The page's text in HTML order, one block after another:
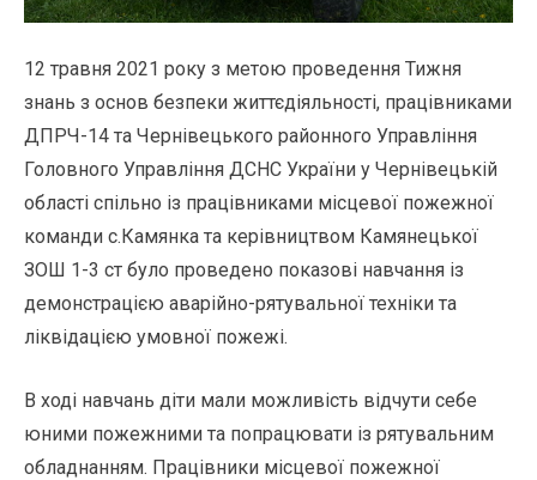
12 травня 2021 року з метою проведення Тижня
знань з основ безпеки життєдіяльності, працівниками
ДПРЧ-14 та Чернівецького районного Управління
Головного Управління ДСНС України у Чернівецькій
області спільно із працівниками місцевої пожежної
команди с.Камянка та керівництвом Камянецької
ЗОШ 1-3 ст було проведено показові навчання із
демонстрацією аварійно-рятувальної техніки та
ліквідацією умовної пожежі.
В ході навчань діти мали можливість відчути себе
юними пожежними та попрацювати із рятувальним
обладнанням. Працівники місцевої пожежної